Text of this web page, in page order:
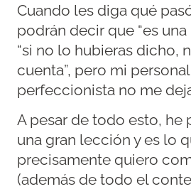
Cuando les diga qué
podrán decir que “es
“si no lo hubieras dicho,
cuenta”, pero mi
perfeccionista no me
A pesar de todo esto, he
una gran lección y es lo
precisamente quiero
(además de todo el